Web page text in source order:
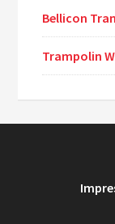
Bellicon
Trampolin